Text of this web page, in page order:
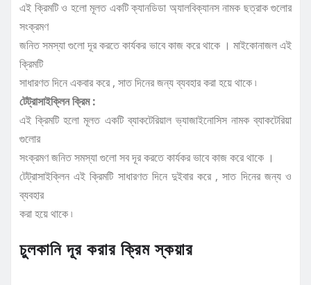
এই ক্রিমটি ও হলো মূলত একটি ক্যানডিডা অ্যালবিক্যানস নামক ছত্রাক গুলোর
সংক্রমণ
জনিত সমস্যা গুলো দূর করতে কার্যকর ভাবে কাজ করে থাকে । মাইকোনাজল এই
ক্রিমটি
সাধারণত দিনে একবার করে , সাত দিনের জন্য ব্যবহার করা হয়ে থাকে ৷
টেট্রাসাইক্লিন ক্রিম :
এই ক্রিমটি হলো মূলত একটি ব্যাকটেরিয়াল ভ্যাজাইনোসিস নামক ব্যাকটেরিয়া
গুলোর
সংক্রমণ জনিত সমস্যা গুলো সব দূর করতে কার্যকর ভাবে কাজ করে থাকে ।
টেট্রাসাইক্লিন এই ক্রিমটি সাধারণত দিনে দুইবার করে , সাত দিনের জন্য ও
ব্যবহার
করা হয়ে থাকে ৷
চুলকানি দূর করার ক্রিম স্কয়ার